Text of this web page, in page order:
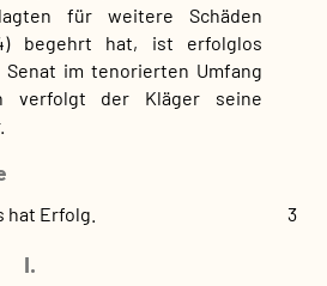
für weitere Schäden
begehrt hat, ist erfolglos
im tenorierten Umfang
verfolgt der Kläger seine
3
hat Erfolg.
I.